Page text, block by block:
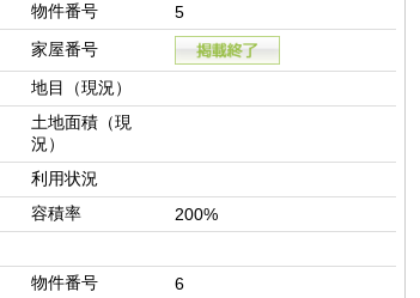
物件番号
5
家屋番号
地目（現況）
土地面積（現
況）
利用状況
容積率
200%
物件番号
6